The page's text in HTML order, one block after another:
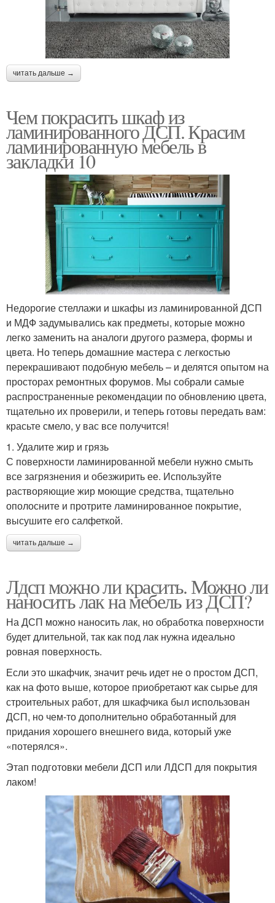
читать дальше →
Чем покрасить шкаф из
ламинированного ДСП. Красим
ламинированную мебель в
закладки 10
Недорогие стеллажи и шкафы из ламинированной ДСП
и МДФ задумывались как предметы, которые можно
легко заменить на аналоги другого размера, формы и
цвета. Но теперь домашние мастера с легкостью
перекрашивают подобную мебель – и делятся опытом на
просторах ремонтных форумов. Мы собрали самые
распространенные рекомендации по обновлению цвета,
тщательно их проверили, и теперь готовы передать вам:
красьте смело, у вас все получится!
1. Удалите жир и грязь
С поверхности ламинированной мебели нужно смыть
все загрязнения и обезжирить ее. Используйте
растворяющие жир моющие средства, тщательно
ополосните и протрите ламинированное покрытие,
высушите его салфеткой.
читать дальше →
Лдсп можно ли красить. Можно ли
наносить лак на мебель из ДСП?
На ДСП можно наносить лак, но обработка поверхности
будет длительной, так как под лак нужна идеально
ровная поверхность.
Если это шкафчик, значит речь идет не о простом ДСП,
как на фото выше, которое приобретают как сырье для
строительных работ, для шкафчика был использован
ДСП, но чем-то дополнительно обработанный для
придания хорошего внешнего вида, который уже
«потерялся».
Этап подготовки мебели ДСП или ЛДСП для покрытия
лаком!